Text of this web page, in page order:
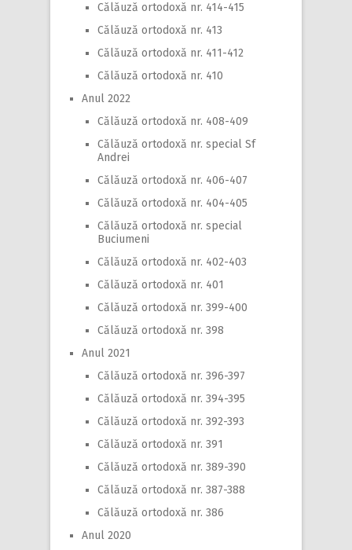
Călăuză ortodoxă nr. 414-415
Călăuză ortodoxă nr. 413
Călăuză ortodoxă nr. 411-412
Călăuză ortodoxă nr. 410
Anul 2022
Călăuză ortodoxă nr. 408-409
Călăuză ortodoxă nr. special Sf
Andrei
Călăuză ortodoxă nr. 406-407
Călăuză ortodoxă nr. 404-405
Călăuză ortodoxă nr. special
Buciumeni
Călăuză ortodoxă nr. 402-403
Călăuză ortodoxă nr. 401
Călăuză ortodoxă nr. 399-400
Călăuză ortodoxă nr. 398
Anul 2021
Călăuză ortodoxă nr. 396-397
Călăuză ortodoxă nr. 394-395
Călăuză ortodoxă nr. 392-393
Călăuză ortodoxă nr. 391
Călăuză ortodoxă nr. 389-390
Călăuză ortodoxă nr. 387-388
Călăuză ortodoxă nr. 386
Anul 2020